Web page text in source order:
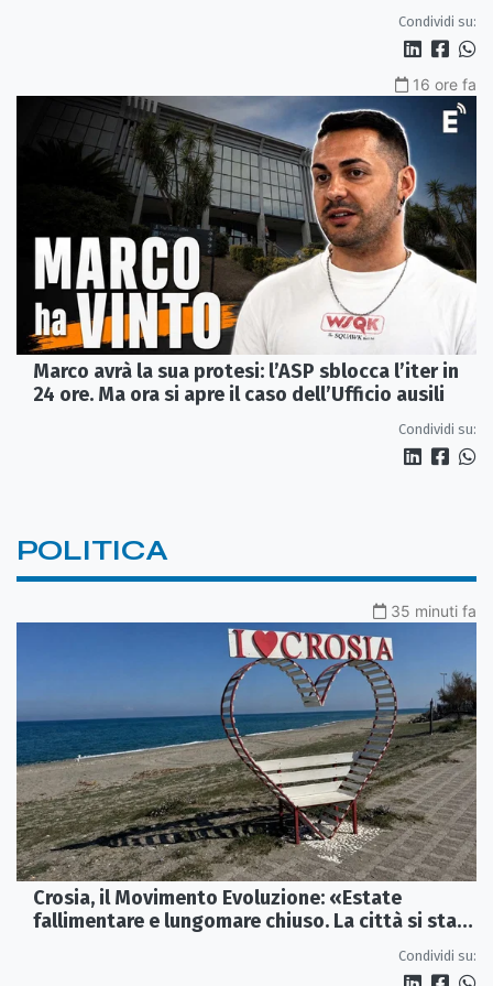
Condividi su:
16 ore fa
Marco avrà la sua protesi: l’ASP sblocca l’iter in
24 ore. Ma ora si apre il caso dell’Ufficio ausili
Condividi su:
POLITICA
35 minuti fa
Crosia, il Movimento Evoluzione: «Estate
fallimentare e lungomare chiuso. La città si sta
Condividi su: